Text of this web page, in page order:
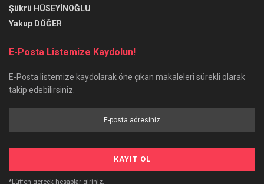
Şükrü HÜSEYİNOĞLU
Yakup DÖĞER
E-Posta Listemize Kaydolun!
E-Posta listemize kaydolarak öne çıkan makaleleri sürekli olarak
takip edebilirsiniz.
*Lütfen gerçek hesaplar giriniz.